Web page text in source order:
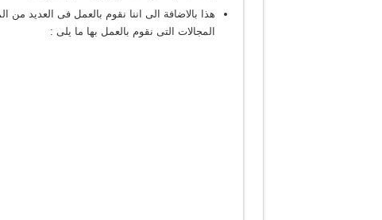
هذا بالاضافة الى اننا نقوم بالعمل فى العديد
المجالات التى نقوم بالعمل بها ما يلى :